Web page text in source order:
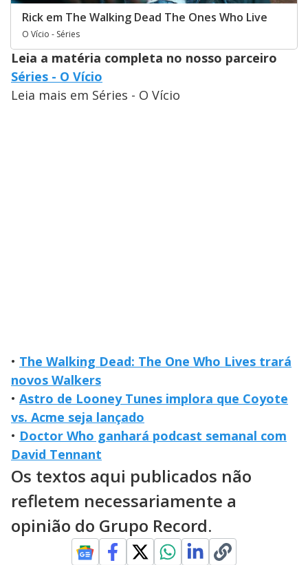
Rick em The Walking Dead The Ones Who Live
O Vício - Séries
Leia a matéria completa no nosso parceiro
Séries - O Vício
Leia mais em Séries - O Vício
• The Walking Dead: The One Who Lives trará
novos Walkers
• Astro de Looney Tunes implora que Coyote
vs. Acme seja lançado
• Doctor Who ganhará podcast semanal com
David Tennant
Os textos aqui publicados não
refletem necessariamente a
opinião do Grupo Record.